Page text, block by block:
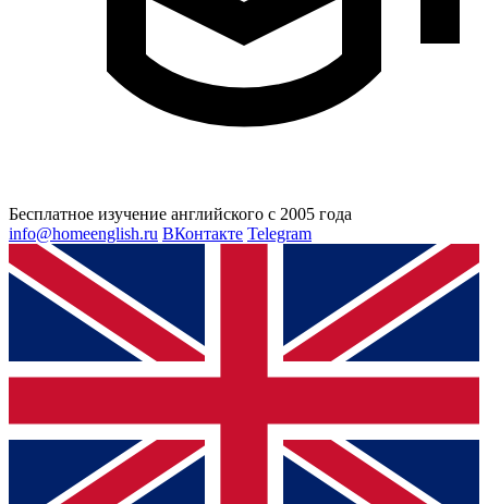
Бесплатное изучение английского с 2005 года
info@homeenglish.ru ВКонтакте Telegram